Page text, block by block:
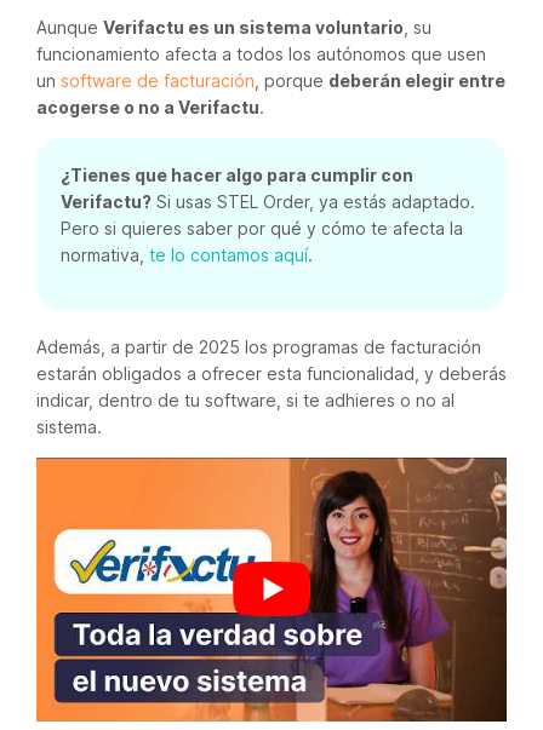
Aunque Verifactu es un sistema voluntario , su
funcionamiento afecta a todos los autónomos que usen
un software de facturación , porque deberán elegir entre
acogerse o no a Verifactu.
¿Tienes que hacer algo para cumplir con
Verifactu? Si usas STEL Order, ya estás adaptado.
Pero si quieres saber por qué y cómo te afecta la
normativa, te lo contamos aquí.
Además, a partir de 2025 los programas de facturación
estarán obligados a ofrecer esta funcionalidad, y deberás
indicar, dentro de tu software, si te adhieres o no al
sistema.